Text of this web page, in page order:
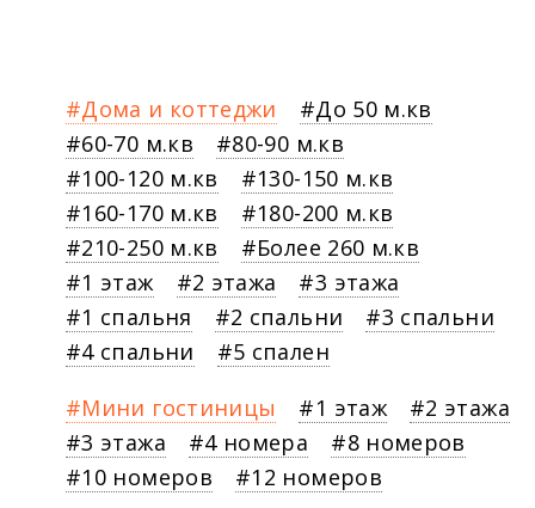
Дома и коттеджи
До 50 м.кв
60-70 м.кв
80-90 м.кв
100-120 м.кв
130-150 м.кв
160-170 м.кв
180-200 м.кв
210-250 м.кв
Более 260 м.кв
1 этаж
2 этажа
3 этажа
1 спальня
2 спальни
3 спальни
4 спальни
5 спален
Мини гостиницы
1 этаж
2 этажа
3 этажа
4 номера
8 номеров
10 номеров
12 номеров